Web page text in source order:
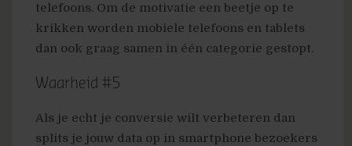
telefoons. Om de motivatie een beetje op te
krikken worden mobiele telefoons en tablets
dan ook graag samen in één categorie gestopt.
Waarheid #5
Als je echt je conversie wilt verbeteren dan
splits je jouw data op in smartphone bezoekers